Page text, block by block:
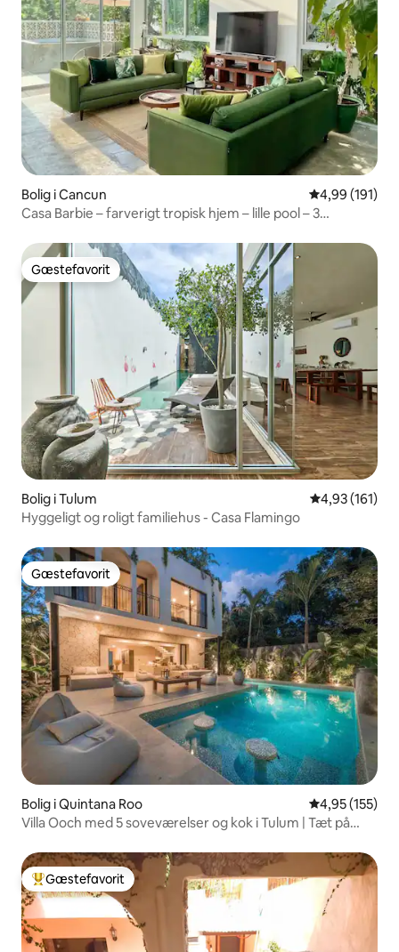
Bolig i Cancun 4,99 ud af 5 i
4,99 (191)
Casa Barbie – farverigt tropisk hjem – lille pool – 3
Gæstefavorit
Gæstefavorit
Bolig i Tulum 4,93 ud af 5 i
4,93 (161)
Hyggeligt og roligt familiehus - Casa Flamingo
Gæstefavorit
Gæstefavorit
Bolig i Quintana Roo 4,95 ud af 5 i
4,95 (155)
Villa Ooch med 5 soveværelser og kok i Tulum | Tæt på
Bedste gæstefavorit
Gæstefavorit